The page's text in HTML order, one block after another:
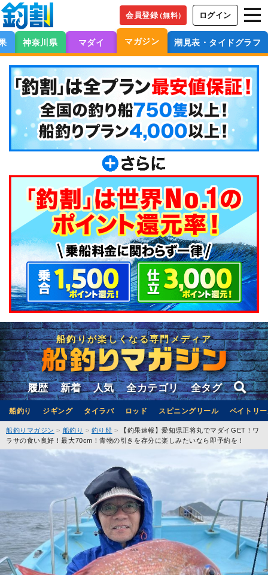
会員登録（無料） ログイン
神奈川県 マダイ マガジン 潮見表・タイドグラフ
船釣りが楽しくなる専門メディア
履歴 新着 人気 全カテゴリ 全タグ
船釣り ジギング タイラバ ロッド スピニングリール ベイトリ
船釣りマガジン 船釣り 釣り船
【釣果速報】愛知県正将丸でマダイGET！ワ
ラサの食い良好！最大70cm！青物の引きを存分に楽しみたいなら即予約を！